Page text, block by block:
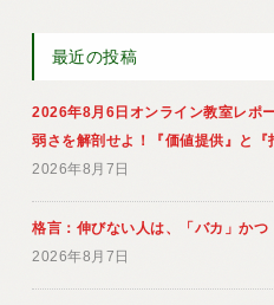
最近の投稿
2026年8月6日オンライン教室レポ
弱さを解剖せよ！『価値提供』と
2026年8月7日
格言：伸びない人は、「バカ」かつ
2026年8月7日